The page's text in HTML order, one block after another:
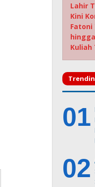
Lahir
Kini
Fatoni
Kuliah